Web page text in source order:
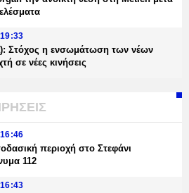
19:33
Στόχος η ενσωμάτωση των νέων
σε νέες κινήσεις
16:46
περιοχή στο Στεφάνι
112
16:43